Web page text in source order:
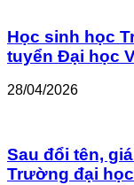
Học sinh học
tuyển Đại học
28/04/2026
Sau đổi tên,
Trường đại